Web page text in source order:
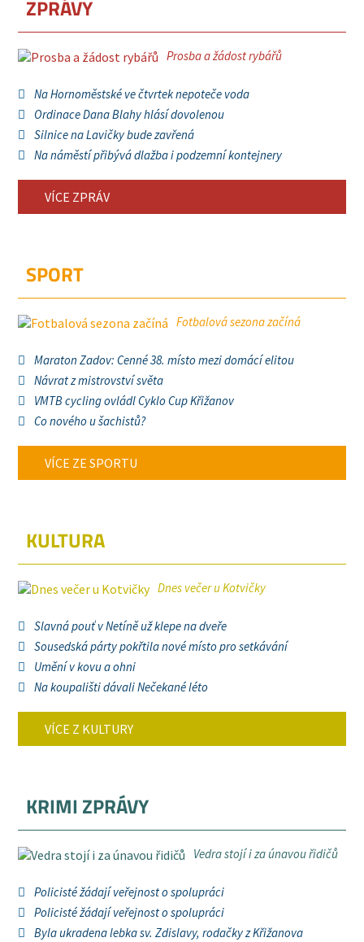
ZPRÁVY
Prosba a žádost rybářů
Na Hornoměstské ve čtvrtek nepoteče voda
Ordinace Dana Blahy hlásí dovolenou
Silnice na Lavičky bude zavřená
Na náměstí přibývá dlažba i podzemní kontejnery
VÍCE ZPRÁV
SPORT
Fotbalová sezona začíná
Maraton Zadov: Cenné 38. místo mezi domácí elitou
Návrat z mistrovství světa
VMTB cycling ovládl Cyklo Cup Křižanov
Co nového u šachistů?
VÍCE ZE SPORTU
KULTURA
Dnes večer u Kotvičky
Slavná pouť v Netíně už klepe na dveře
Sousedská párty pokřtila nové místo pro setkávání
Umění v kovu a ohni
Na koupališti dávali Nečekané léto
VÍCE Z KULTURY
KRIMI ZPRÁVY
Vedra stojí i za únavou řidičů
Policisté žádají veřejnost o spolupráci
Policisté žádají veřejnost o spolupráci
Byla ukradena lebka sv. Zdislavy, rodačky z Křižanova